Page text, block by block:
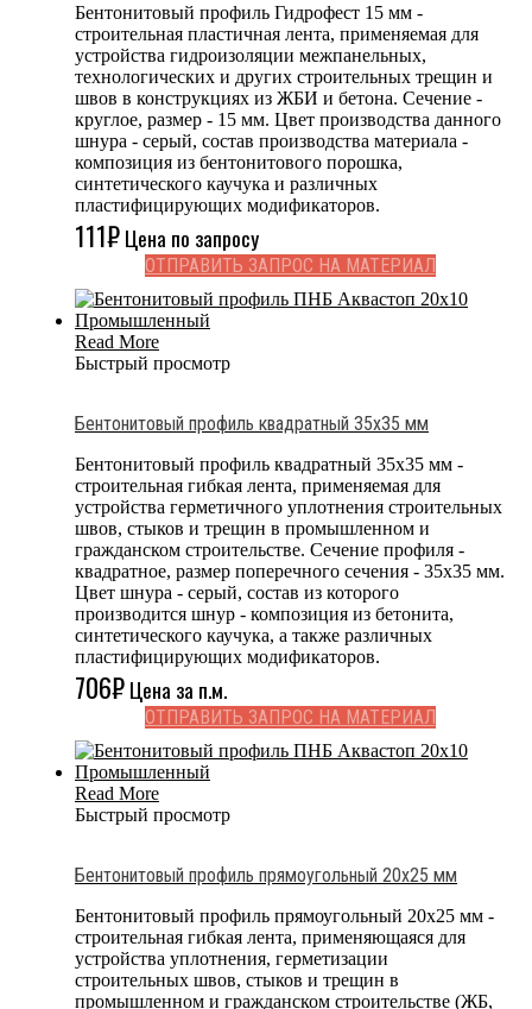
Бентонитовый профиль Гидрофест 15 мм -
строительная пластичная лента, применяемая для
устройства гидроизоляции межпанельных,
технологических и других строительных трещин и
швов в конструкциях из ЖБИ и бетона. Сечение -
круглое, размер - 15 мм. Цвет производства данного
шнура - серый, состав производства материала -
композиция из бентонитового порошка,
синтетического каучука и различных
пластифицирующих модификаторов.
111₽Цена по запросу
ОТПРАВИТЬ ЗАПРОС НА МАТЕРИАЛ
Read More
Быстрый просмотр
Бентонитовый профиль квадратный 35х35 мм
Бентонитовый профиль квадратный 35х35 мм -
строительная гибкая лента, применяемая для
устройства герметичного уплотнения строительных
швов, стыков и трещин в промышленном и
гражданском строительстве. Сечение профиля -
квадратное, размер поперечного сечения - 35x35 мм.
Цвет шнура - серый, состав из которого
производится шнур - композиция из бетонита,
синтетического каучука, а также различных
пластифицирующих модификаторов.
706₽Цена за п.м.
ОТПРАВИТЬ ЗАПРОС НА МАТЕРИАЛ
Read More
Быстрый просмотр
Бентонитовый профиль прямоугольный 20х25 мм
Бентонитовый профиль прямоугольный 20х25 мм -
строительная гибкая лента, применяющаяся для
устройства уплотнения, герметизации
строительных швов, стыков и трещин в
промышленном и гражданском строительстве (ЖБ,